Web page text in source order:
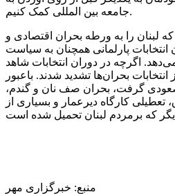
جامعه بین المللی کمک کنیم.
لبنان را به ورطه بحران اقتصادی و
انتخابات پارلمانی همچنان به سیاست
اگرچه در دوران انتخابات شاهد
بحران‌ها تشدید شدند. باعبور
صعودی گرفت، بحران صف نان و گندم،
کارگاه دیرعمار و بسیاری از
منبع: خبرگزاری مهر